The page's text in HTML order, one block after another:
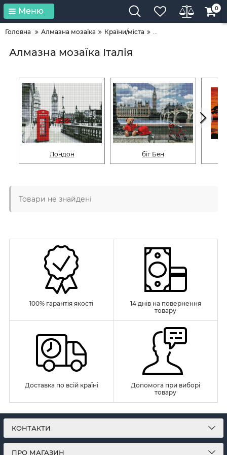
Меню 0
Головна Алмазна мозаїка Країни/міста ...
Алмазна мозаїка Італія
Лондон біг Бен
Товари не знайдені
100% гарантія якості
14 днів на повернення
товару
Доставка по всій країні
Допомога при виборі
товару
КОНТАКТИ
ПРО МАГАЗИН